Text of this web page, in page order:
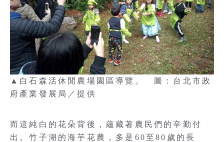
▲白石森活休閒農場園區導覽。 圖：台北市政
府產業發展局／提供
而這純白的花朵背後，蘊藏著農民們的辛勤付
出。竹子湖的海芋花農，多是60至80歲的長